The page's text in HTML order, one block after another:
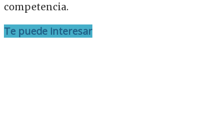
competencia.
Te puede interesar